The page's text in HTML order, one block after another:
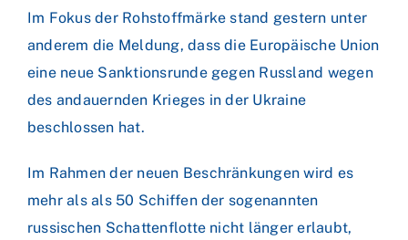
Im Fokus der Rohstoffmärke stand gestern unter
anderem die Meldung, dass die Europäische Union
eine neue Sanktionsrunde gegen Russland wegen
des andauernden Krieges in der Ukraine
beschlossen hat.
Im Rahmen der neuen Beschränkungen wird es
mehr als als 50 Schiffen der sogenannten
russischen Schattenflotte nicht länger erlaubt,